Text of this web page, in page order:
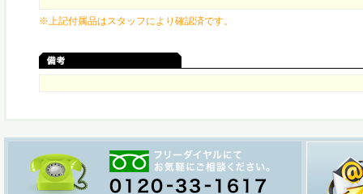
※上記付属品はスタッフにより確認済です。